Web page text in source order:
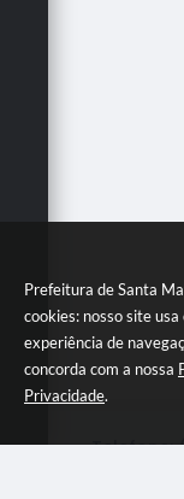
Prefeitura de Santa
cookies: nosso site
experiência de
concorda com a nossa
Privacidade.
Telefone: